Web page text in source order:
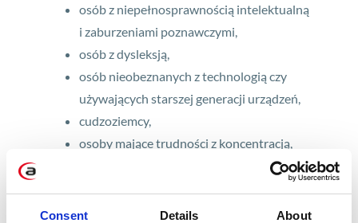
Consent Details About
osób z niepełnosprawnością intelektualną
i zaburzeniami poznawczymi,
osób z dysleksją,
osób nieobeznanych z technologią czy
używających starszej generacji urządzeń,
cudzoziemcy,
osoby mające trudności z koncentracją,
każdy z nas w określonych sytuacjach.
Jak zapewnić dostępność produktów